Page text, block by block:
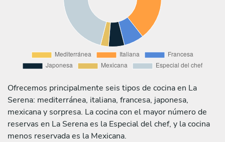
Ofrecemos principalmente seis tipos de cocina en La
Serena: mediterránea, italiana, francesa, japonesa,
mexicana y sorpresa. La cocina con el mayor número de
reservas en La Serena es la Especial del chef, y la cocina
menos reservada es la Mexicana.